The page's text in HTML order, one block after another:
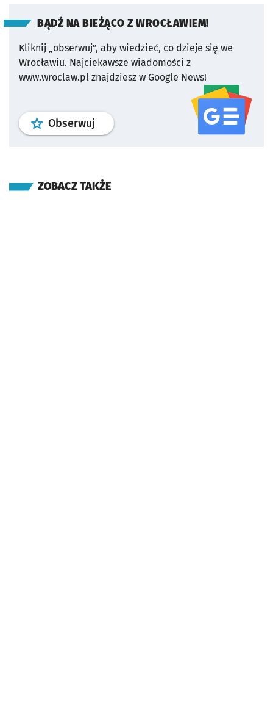
BĄDŹ NA BIEŻĄCO Z WROCŁAWIEM!
Kliknij „obserwuj”, aby wiedzieć, co dzieje się we
Wrocławiu. Najciekawsze wiadomości z
www.wroclaw.pl znajdziesz w Google News!
Obserwuj profil serwisu
ZOBACZ TAKŻE